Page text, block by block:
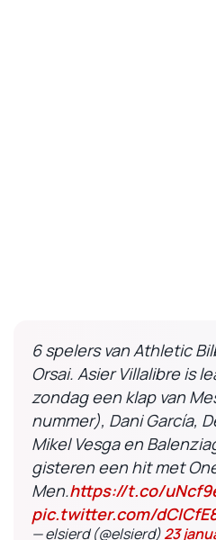
6 spelers van Athletic
Orsai. Asier Villalibre is
zondag een klap van
nummer), Dani García,
Mikel Vesga en
gisteren een hit met
Men.https://t.co/
pic.twitter.com/
— elsierd (@elsierd)23